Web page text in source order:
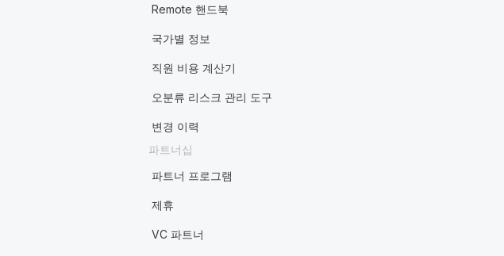
Remote 핸드북
국가별 정보
직원 비용 계산기
오분류 리스크 관리 도구
변경 이력
파트너십
파트너 프로그램
제휴
VC 파트너